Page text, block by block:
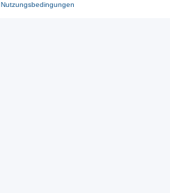
Nutzungsbedingungen